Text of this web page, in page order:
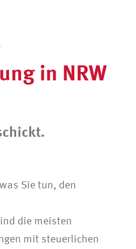
in NRW
Sie tun, den
die meisten
mit steuerlichen